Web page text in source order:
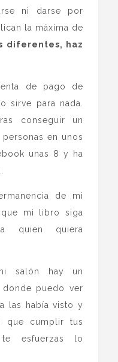
ni darse por
la máxima de
diferentes, haz
de pago de
sirve para nada.
conseguir un
en unos
unas 8 y ha
de mi
mi libro siga
quien quiera
salón hay un
puedo ver
las había visto y
que cumplir tus
esfuerzas lo